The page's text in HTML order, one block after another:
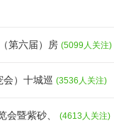
第六届）房 (5099人关注)
会）十城巡 (3536人关注)
会暨紫砂、 (4613人关注)